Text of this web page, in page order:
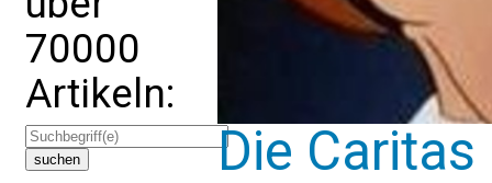
70000
Artikeln:
Die